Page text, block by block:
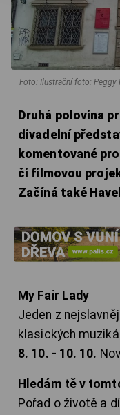
Foto: Ilustrační foto: Peggy
Druhá polovina
divadelní
komentované
či filmovou
Začíná také
My Fair Lady
Jeden z
klasických
8. 10. - 10. 10.
Hledám tě v
Pořad o životě a